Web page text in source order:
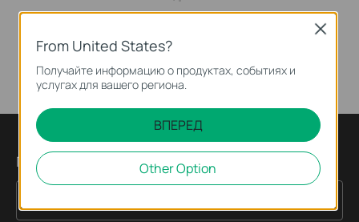
Подпишитесь на рассылку
From United States?
Получайте информацию о продуктах, событиях и
услугах для вашего региона.
ВПЕРЕД
Other Option
Close